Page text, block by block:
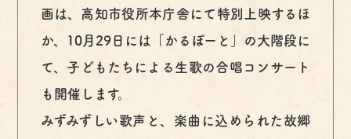
画は、高知市役所本庁舎にて特別上映するほ
か、10月29日には「かるぽーと」の大階段に
て、子どもたちによる生歌の合唱コンサート
も開催します。
みずみずしい歌声と、楽曲に込められた故郷